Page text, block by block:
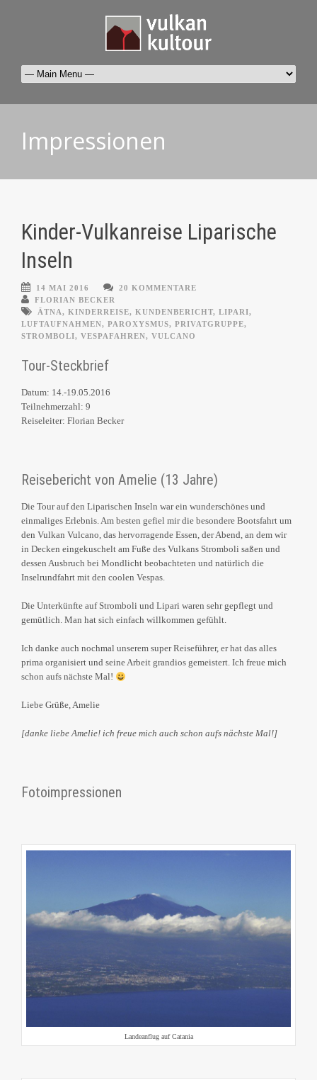
Impressionen
Kinder-Vulkanreise Liparische
Inseln
14 MAI 2016
20 KOMMENTARE
FLORIAN BECKER
ÄTNA, KINDERREISE, KUNDENBERICHT, LIPARI,
LUFTAUFNAHMEN, PAROXYSMUS, PRIVATGRUPPE,
STROMBOLI, VESPAFAHREN, VULCANO
Tour-Steckbrief
Datum: 14.-19.05.2016
Teilnehmerzahl: 9
Reiseleiter: Florian Becker
Reisebericht von Amelie (13 Jahre)
Die Tour auf den Liparischen Inseln war ein wunderschönes und
einmaliges Erlebnis. Am besten gefiel mir die besondere Bootsfahrt um
den Vulkan Vulcano, das hervorragende Essen, der Abend, an dem wir
in Decken eingekuschelt am Fuße des Vulkans Stromboli saßen und
dessen Ausbruch bei Mondlicht beobachteten und natürlich die
Inselrundfahrt mit den coolen Vespas.
Die Unterkünfte auf Stromboli und Lipari waren sehr gepflegt und
gemütlich. Man hat sich einfach willkommen gefühlt.
Ich danke auch nochmal unserem super Reiseführer, er hat das alles
prima organisiert und seine Arbeit grandios gemeistert. Ich freue mich
schon aufs nächste Mal!
Liebe Grüße, Amelie
[danke liebe Amelie! ich freue mich auch schon aufs nächste Mal!]
Fotoimpressionen
Landeanflug auf Catania